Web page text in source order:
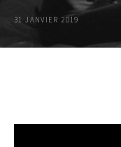
31 JANVIER 2019